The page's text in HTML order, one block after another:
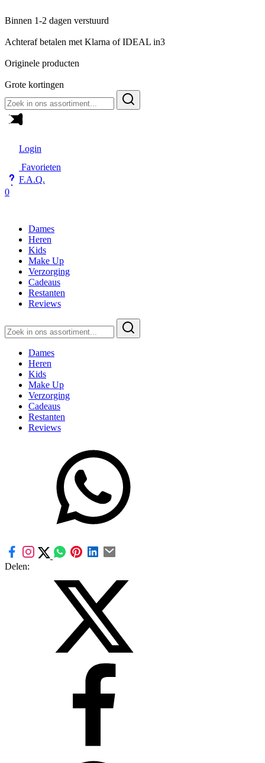
Binnen 1-2 dagen verstuurd
Achteraf betalen met Klarna of IDEAL in3
Originele producten
Grote kortingen
naar:
Login
Favorieten
F.A.Q.
0
Dames
Heren
Kids
Make Up
Verzorging
Cadeaus
Restanten
Reviews
naar:
Dames
Heren
Kids
Make Up
Verzorging
Cadeaus
Restanten
Reviews
Delen: